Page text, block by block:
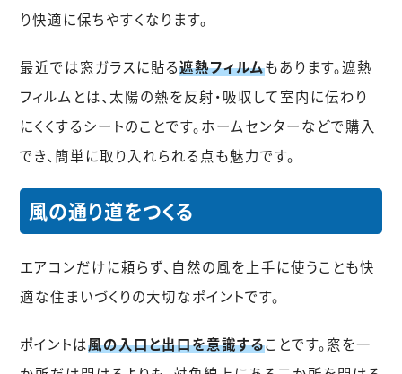
り快適に保ちやすくなります。
最近では窓ガラスに貼る遮熱フィルムもあります。遮熱
フィルムとは、太陽の熱を反射・吸収して室内に伝わり
にくくするシートのことです。ホームセンターなどで購入
でき、簡単に取り入れられる点も魅力です。
風の通り道をつくる
エアコンだけに頼らず、自然の風を上手に使うことも快
適な住まいづくりの大切なポイントです。
ポイントは風の入口と出口を意識することです。窓を一